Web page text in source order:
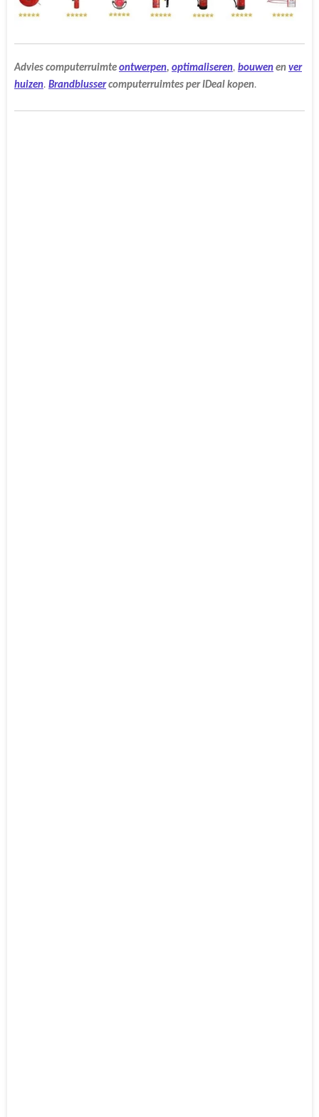
Advies computerruimte ontwerpen, optimaliseren, bouwen en ver
huizen. Brandblusser computerruimtes per IDeal kopen.